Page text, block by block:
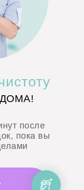
после
пока вы